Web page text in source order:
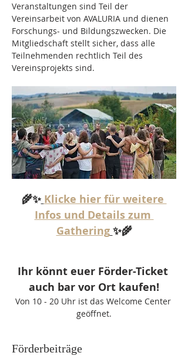
Veranstaltungen sind Teil der
Vereinsarbeit von AVALURIA und dienen
Forschungs- und Bildungszwecken. Die
Mitgliedschaft stellt sicher, dass alle
Teilnehmenden rechtlich Teil des
Vereinsprojekts sind.
🌾✨ Klicke hier für weitere
Infos und Details zum
Gathering ✨🌾
Ihr könnt euer Förder-Ticket
auch bar vor Ort kaufen!
Von 10 - 20 Uhr ist das Welcome Center
geöffnet.
Förderbeiträge